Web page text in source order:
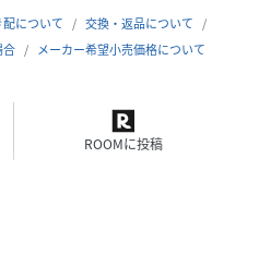
ONE KJ2840
配について
交換・返品について
合
メーカー希望小売価格について
ROOMに投稿